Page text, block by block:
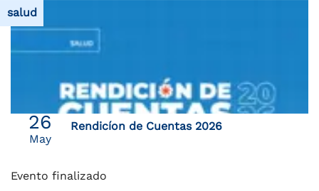
salud
26
May
Rendicíon de Cuentas 2026
Evento finalizado